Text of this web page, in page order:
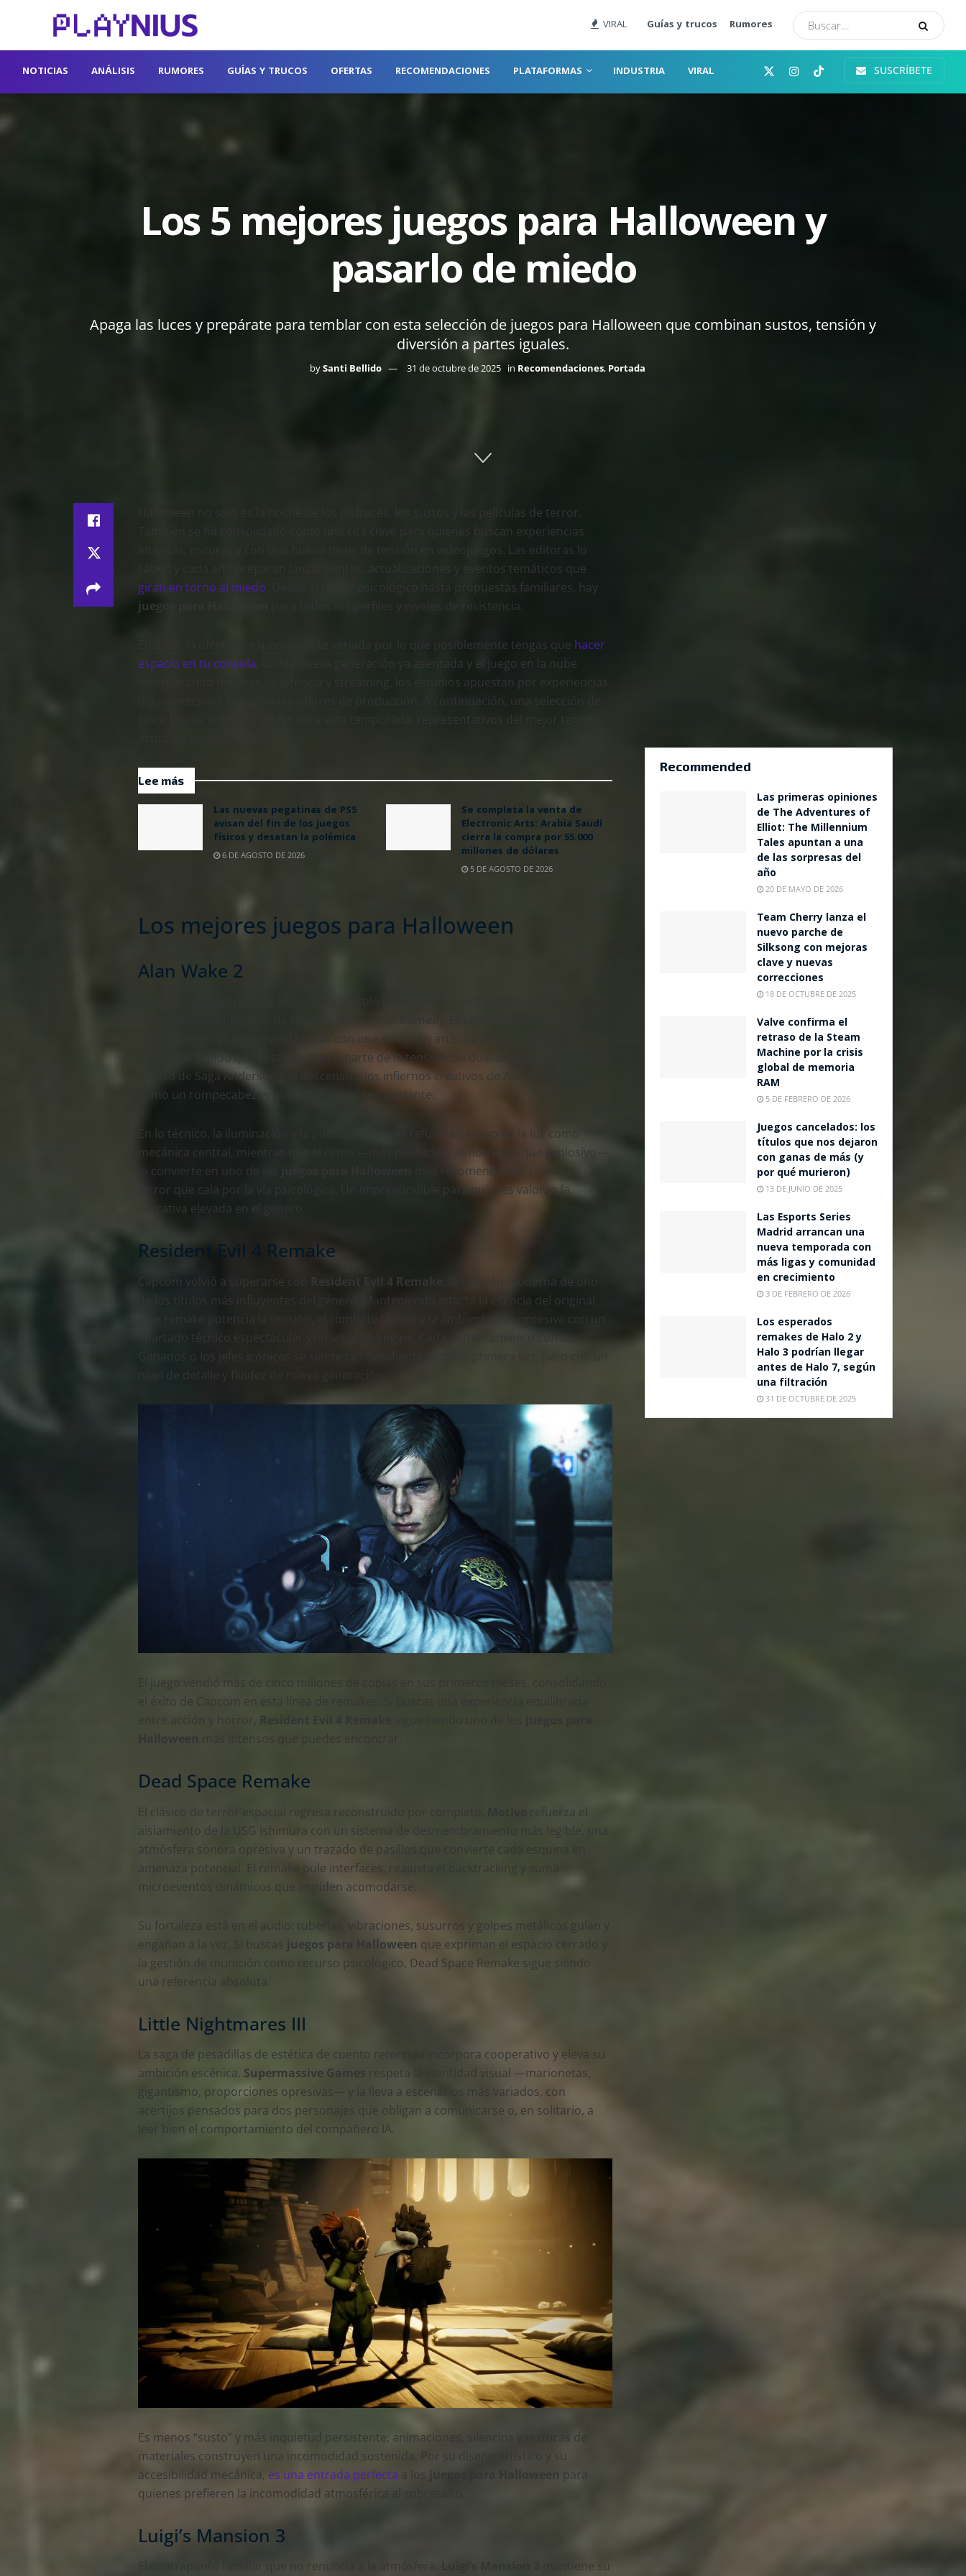
VIRAL Guías y trucos Rumores
NOTICIAS ANÁLISIS RUMORES GUÍAS Y TRUCOS OFERTAS RECOMENDACIONES PLATAFORMAS INDUSTRIA VIRAL SUSCRÍBETE
Los 5 mejores juegos para Halloween y
pasarlo de miedo
Apaga las luces y prepárate para temblar con esta selección de juegos para Halloween que combinan sustos, tensión y
diversión a partes iguales.
bySanti Bellido 31 de octubre de 2025 in Recomendaciones, Portada
Halloween no solo es la noche de los disfraces, los sustos y las películas de terror.
También se ha consolidado como una cita clave para quienes buscan experiencias
intensas, oscuras y con una buena dosis de tensión en videojuegos. Las editoras lo
saben y cada año preparan lanzamientos, actualizaciones y eventos temáticos que
giran en torno al miedo . Desde el terror psicológico hasta propuestas familiares, hay
juegos para Halloween
para todos los perfiles y niveles de resistencia.
En 2025, la oferta es especialmente variada por lo que posiblemente tengas que hacer
espacio en tu consola . Con la nueva generación ya asentada y el juego en la nube
incorporando mejoras de latencia y streaming, los estudios apuestan por experiencias
más inmersivas con grandes valores de producción. A continuación, una selección de
cinco títulos imprescindibles para esta temporada, representativos del mejor terror
Lee más
Las nuevas pegatinas de PS5
avisan del fin de los juegos
físicos y desatan la polémica
6 DE AGOSTO DE 2026
Se completa la venta de
Electronic Arts: Arabia Saudí
cierra la compra por 55.000
millones de dólares
5 DE AGOSTO DE 2026
Los mejores juegos para Halloween
Alan Wake 2
Remedy Entertainment
thriller psicológico y survival horror con una dirección artística sobresaliente y un
diseño de sonido que sostiene buena parte de la tensión. Su dualidad narrativa —entre
el caso de Saga Anderson y el descenso a los infiernos creativos de Alan— funciona
como un rompecabezas que exige atención constante.
En lo técnico, la iluminación y la puesta en escena refuerzan el uso de la luz como
mecánica central, mientras que el ritmo —más pausado y atmosférico que explosivo—
lo convierte en uno de los
más recomendables si buscas
terror que cala por la vía psicológica. Un imprescindible para quienes valoran la
narrativa elevada en el género.
Resident Evil 4 Remake
Capcom volvió a superarse con Resident Evil 4 Remake
, la revisión moderna de uno
de los títulos más influyentes del género. Manteniendo intacta la esencia del original,
este remake potencia la tensión, el combate táctico y la ambientación opresiva con un
apartado técnico espectacular gracias al RE Engine. Cada enfrentamiento con los
Ganados o los jefes icónicos se siente tan desafiante como la primera vez, pero con un
nivel de detalle y fluidez de nueva generación.
El juego vendió más de cinco millones de copias en sus primeros meses, consolidando
el éxito de Capcom en esta línea de remakes. Si buscas una experiencia equilibrada
entre acción y horror, Resident Evil 4 Remake
más intensos que puedes encontrar.
Dead Space Remake
El clásico de terror espacial regresa reconstruido por completo.
refuerza el
aislamiento de la USG Ishimura con un sistema de desmembramiento más legible, una
atmósfera sonora opresiva y un trazado de pasillos que convierte cada esquina en
amenaza potencial. El remake pule interfaces, reajusta el backtracking y suma
microeventos dinámicos que impiden acomodarse.
Su fortaleza está en el audio: tuberías, vibraciones, susurros y golpes metálicos guían y
engañan a la vez. Si buscas
juegos para Halloween que expriman el espacio cerrado y
la gestión de munición como recurso psicológico, Dead Space Remake sigue siendo
una referencia absoluta.
Little Nightmares III
La saga de pesadillas de estética de cuento retorcido incorpora cooperativo y eleva su
ambición escénica. Supermassive Games
respeta la identidad visual —marionetas,
gigantismo, proporciones opresivas— y la lleva a escenarios más variados, con
acertijos pensados para dos personajes que obligan a comunicarse o, en solitario, a
leer bien el comportamiento del compañero IA.
Es menos “susto” y más inquietud persistente: animaciones, silencios y texturas de
materiales construyen una incomodidad sostenida. Por su diseño artístico y su
accesibilidad mecánica, es una entrada perfecta a los
para
quienes prefieren la incomodidad atmosférica al sobresalto.
Luigi’s Mansion 3
El contrapunto familiar que no renuncia a la atmósfera. mantiene su
Recommended
Las primeras opiniones
de The Adventures of
Elliot: The Millennium
Tales apuntan a una
de las sorpresas del
año
20 DE MAYO DE 2026
Team Cherry lanza el
nuevo parche de
Silksong con mejoras
clave y nuevas
correcciones
18 DE OCTUBRE DE 2025
Valve confirma el
retraso de la Steam
Machine por la crisis
global de memoria
RAM
5 DE FEBRERO DE 2026
Juegos cancelados: los
títulos que nos dejaron
con ganas de más (y
por qué murieron)
13 DE JUNIO DE 2025
Las Esports Series
Madrid arrancan una
nueva temporada con
más ligas y comunidad
en crecimiento
3 DE FEBRERO DE 2026
Los esperados
remakes de Halo 2 y
Halo 3 podrían llegar
antes de Halo 7, según
una filtración
31 DE OCTUBRE DE 2025